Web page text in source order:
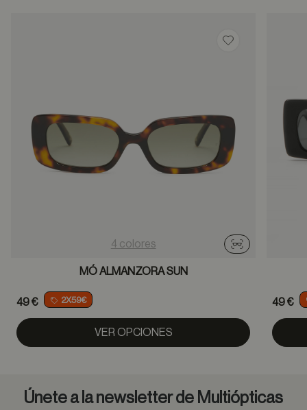
Guardar en
4 colores
Probador
MÓ ALMANZORA SUN
49 € 2X59€
VER OPCIONES
49 €
Únete a la newsletter de Multiópticas